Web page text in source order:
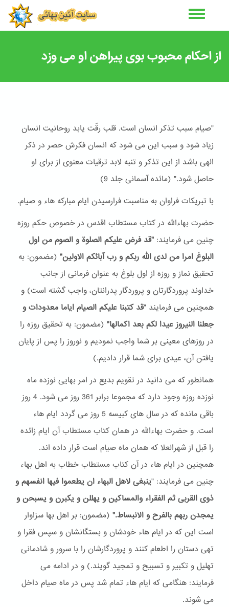
از احکام محبوب بوی پیراهن او می وزد
"صیام سبب تذکر انسان است. قلب رقّت یابد روحانیت انسان
زیاد شود و سبب این می شود که انسان فکرش حصر در ذکر
الهی باشد از این تذکر و تنبه لابد ترقیات معنوی از برای او
حاصل شود." (مائده آسمانی جلد 9)
با تبریکات فراوان به مناسبت فرارسیدن ایام مبارکه هاء و صیام.
حضرت بهاءالله در کتاب مستطاب اقدس در خصوص حکم روزه
چنین می فرمایند: "قد فرض علیکم الصلوة و الصوم من اول
البلوغ امرا من لدی الله ربکم و رب آبائکم الاولین" (مضمون: به
تحقیق نماز و روزه از اول بلوغ به عنوان فرمانی از جانب
خداوند پروردگارتان و پروردگار پدرانتان، واجب گشته است) و
همچنین می فرمایند "قد کتبنا علیکم الصیام ایاما معدودات و
جعلنا النیروز عیدا لکم بعد اکمالها" (مضمون: به تحقیق روزه را
در روزهای معینی بر شما واجب نمودیم و نوروز را پس از پایان
یافتن آن، عیدی برای شما قرار دادیم.)
همانطور که می دانید در تقویم بدیع در امر بهایی نوزده ماه
نوزده روزه وجود دارد که مجموعا برابر 361 روز می شود. 4 روز
باقی مانده که در سال های کبیسه 5 روز می گردد ایام هاء
است. و حضرت بهاءالله در همان کتاب مستطاب آن ایام زائده
را قبل از شهرالعلا که همان ماه صیام است قرار داده اند.
همچنین در ایام هاء در آن کتاب مستطاب خطاب به اهل بهاء
چنین می فرمایند: "ینبغی لاهل البهاء ان یطعموا فیها انفسهم و
ذوی القربی ثم الفقراء والمساکین و یهللن و یکبرن و یسبحن و
یمجدن ربهم بالفرح و الانبساط." (مضمون: بر اهل بها سزاوار
است این که در ایام هاء خودشان و بستگانشان و سپس فقرا و
تهی دستان را اطعام کنند و پروردگارشان را با سرور و شادمانی
تهلیل و تکبیر و تسبیح و تمجید گویند.) و در ادامه می
فرمایند: هنگامی که ایام هاء تمام شد پس در ماه صیام داخل
می شوند.